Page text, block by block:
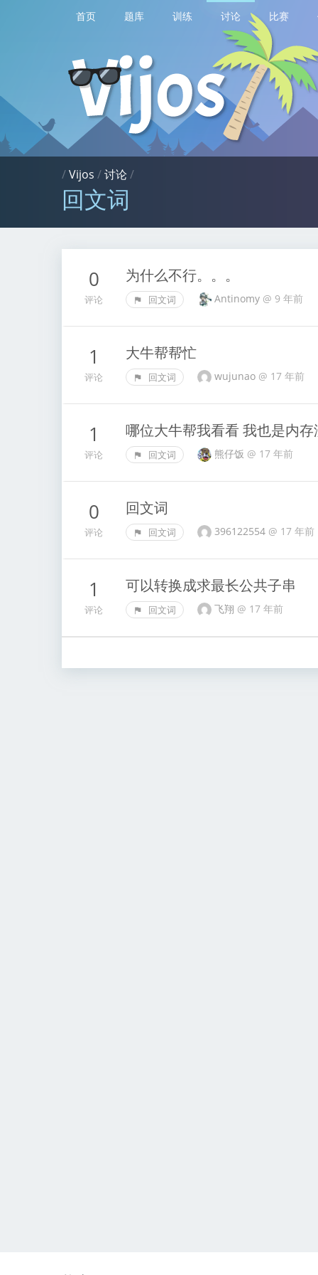
首页 题库 训练 讨论 比赛
/Vijos /讨论/
回文词
0
评论
为什么不行。。。
回文词 Antinomy @ 9 年前
1
评论
大牛帮帮忙
回文词 wujunao @ 17 年前
1
评论
哪位大牛帮我看看 我也是内存
回文词 熊仔饭 @ 17 年前
0
评论
回文词
回文词 396122554 @ 17 年前
1
评论
可以转换成求最长公共子串
回文词 飞翔 @ 17 年前